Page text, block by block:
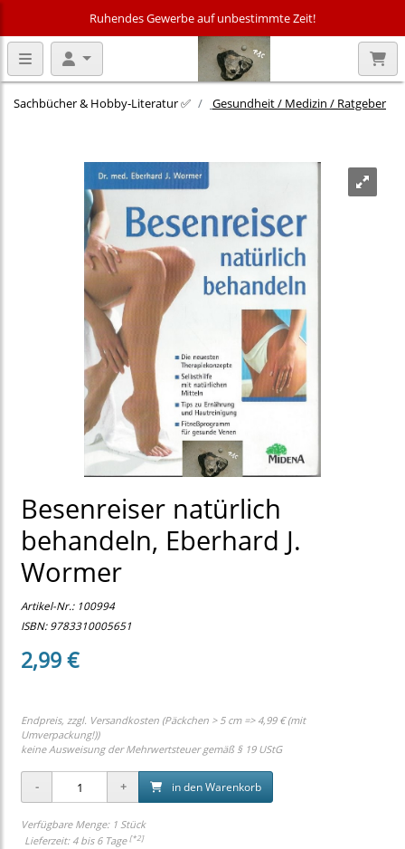
Ruhendes Gewerbe auf unbestimmte Zeit!
Sachbücher & Hobby‑Literatur ✅ Gesundheit / Medizin / Ratgeber
Besenreiser natürlich
behandeln, Eberhard J.
Wormer
Artikel-Nr.: 100994
ISBN: 9783310005651
2,99 €
Endpreis, zzgl. Versandkosten (Päckchen > 5 cm => 4,99 € (mit
Umverpackung!))
keine Ausweisung der Mehrwertsteuer gemäß § 19 UStG
in den Warenkorb
Verfügbare Menge: 1 Stück
Lieferzeit: 4 bis 6 Tage [*2]